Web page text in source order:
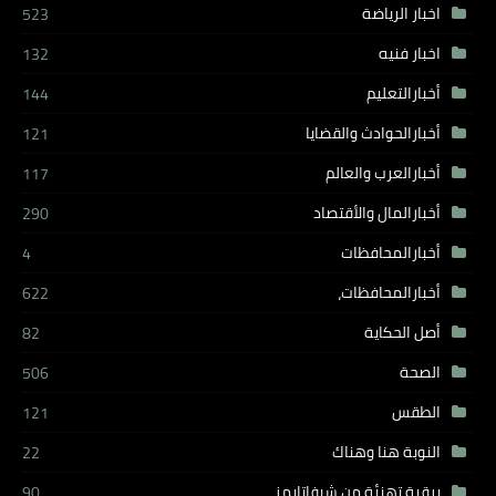
اخبار الرياضة
523
اخبار فنيه
132
أخبارالتعليم
144
أخبارالحوادث والقضايا
121
أخبارالعرب والعالم
117
أخبارالمال والأقتصاد
290
أخبارالمحافظات
4
أخبارالمحافظات،
622
أصل الحكاية
82
الصحة
506
الطقس
121
النوبة هنا وهناك
22